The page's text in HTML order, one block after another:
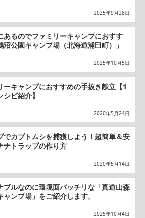
2025年9月28日
あるのでファミリーキャンプにおすす
沼公園キャンプ場（北海道浦臼町）」
2025年10月5日
ーキャンプにおすすめの手抜き献立【1
シピ紹介】
2020年5月24日
でカブトムシを捕獲しよう！超簡単＆安
ナトラップの作り方
2020年5月14日
ブルなのに環境面バッチリな「真道山森
ャンプ場」をご紹介します。
2025年10月4日